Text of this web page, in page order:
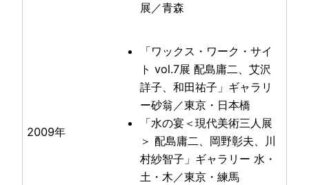
展／青森
2009年
「ワックス・ワーク・サイ
ト vol.7展 配島庸二、艾沢
詳子、和田祐子」ギャラリ
ー砂翁／東京・日本橋
「水の宴＜現代美術三人展
＞ 配島庸二、岡野彰夫、川
村紗智子」ギャラリー 水・
土・木／東京・練馬